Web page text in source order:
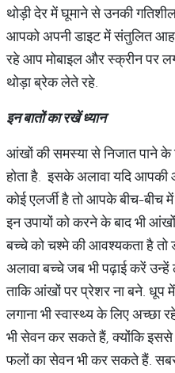
थोड़ी देर में घूमाने से उनकी
आपको अपनी डाइट में संतुलित
रहे आप मोबाइल और स्क्रीन पर
थोड़ा ब्रेक लेते रहे.
इन बातों का रखें ध्यान
आंखों की समस्या से निजात पाने के
होता है. इसके अलावा यदि
कोई एलर्जी है तो आपके बीच-बीच
इन उपायों को करने के बाद भी
बच्चे को चश्मे की आवश्यकता है
अलावा बच्चे जब भी पढ़ाई करें
ताकि आंखों पर प्रेशर ना बने. धूप
लगाना भी स्वास्थ्य के लिए अच्छा
भी सेवन कर सकते हैं, क्योंकि इससे
फलों का सेवन भी कर सकते हैं.